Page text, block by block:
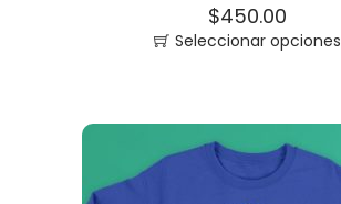
$450.00
Seleccionar opciones